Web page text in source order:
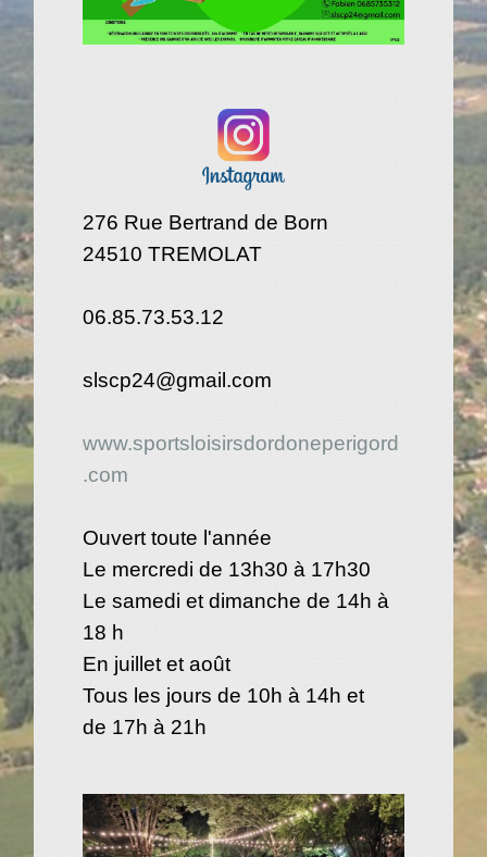
276 Rue Bertrand de Born
24510 TREMOLAT
06.85.73.53.12
slscp24@gmail.com
www.sportsloisirsdordoneperigord
.com
Ouvert toute l'année
Le mercredi de 13h30 à 17h30
Le samedi et dimanche de 14h à
18 h
En juillet et août
Tous les jours de 10h à 14h et
​​​​​​​de 17h à 21h